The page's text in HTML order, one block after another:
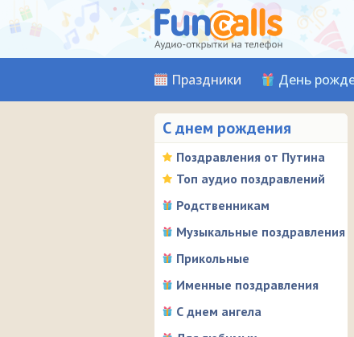
Праздники День
С днем рождения
Поздравления от Путина
Топ аудио поздравлений
Родственникам
Музыкальные поздравления
Прикольные
Именные поздравления
С днем ангела